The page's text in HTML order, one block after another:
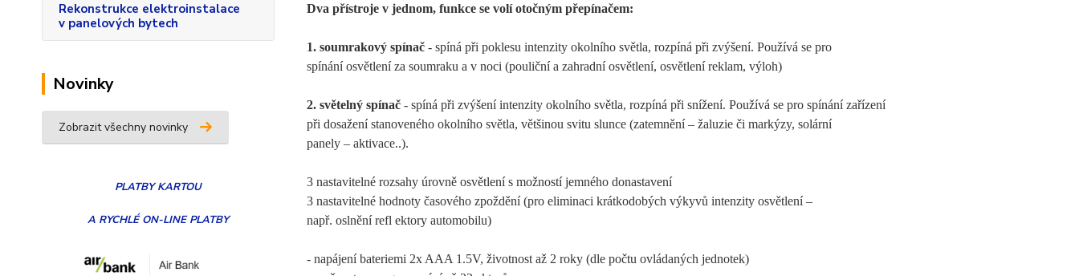
Rekonstrukce elektroinstalace
v panelových bytech
Novinky
Zobrazit všechny novinky
PLATBYKARTOU
A RYCHLÉ ON-LINE PLATBY
Dva přístroje v jednom, funkce se volí otočným přepínačem:
1. soumrakový spínač- spíná při poklesu intenzity okolního světla, rozpíná při zvýšení. Používá se pro
spínání osvětlení za soumraku a v noci (pouliční a zahradní osvětlení, osvětlení reklam, výloh)
2. světelný spínač- spíná při zvýšení intenzity okolního světla, rozpíná při snížení. Používá se pro spínání zařízení
při dosažení stanoveného okolního světla, většinou svitu slunce (zatemnění – žaluzie či markýzy, solární
panely – aktivace..).
3 nastavitelné rozsahy úrovně osvětlení s možností jemného donastavení
3 nastavitelné hodnoty časového zpoždění (pro eliminaci krátkodobých výkyvů intenzity osvětlení –
např. oslnění refl ektory automobilu)
- napájení bateriemi 2x AAA 1.5V, životnost až 2 roky (dle počtu ovládaných jednotek)